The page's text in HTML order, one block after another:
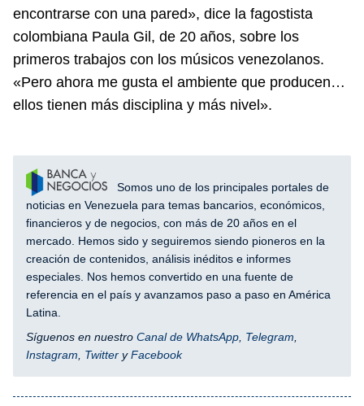
encontrarse con una pared», dice la fagostista
colombiana Paula Gil, de 20 años, sobre los
primeros trabajos con los músicos venezolanos.
«Pero ahora me gusta el ambiente que producen…
ellos tienen más disciplina y más nivel».
Somos uno de los principales portales de
noticias en Venezuela para temas bancarios, económicos,
financieros y de negocios, con más de 20 años en el
mercado. Hemos sido y seguiremos siendo pioneros en la
creación de contenidos, análisis inéditos e informes
especiales. Nos hemos convertido en una fuente de
referencia en el país y avanzamos paso a paso en América
Latina.
Síguenos en nuestro Canal de WhatsApp Telegram
Instagram
Twitter yFacebook